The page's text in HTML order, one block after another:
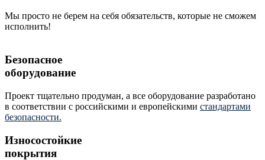
Мы просто не берем на себя обязательств, которые не сможем
исполнить!
Безопасное
оборудование
Проект тщательно продуман, а все оборудование разработано
в соответствии с российскими и европейскими стандартами
безопасности.
Износостойкие
покрытия